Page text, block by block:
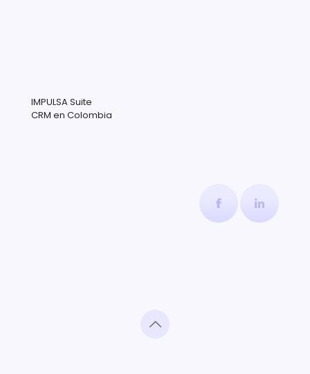
IMPULSA Suite
CRM en Colombia